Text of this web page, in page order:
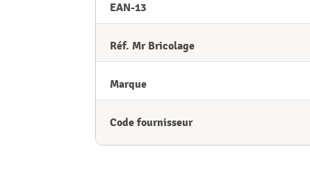
EAN-13
Réf. Mr Bricolage
Marque
Code fournisseur